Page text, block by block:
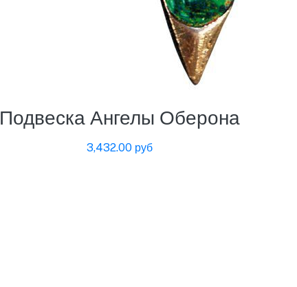
Подвеска Ангелы Оберона
3,432.00 руб